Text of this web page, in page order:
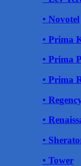
• Novotel
• Prima
• Prima
• Prima
•
•
•
• Tower